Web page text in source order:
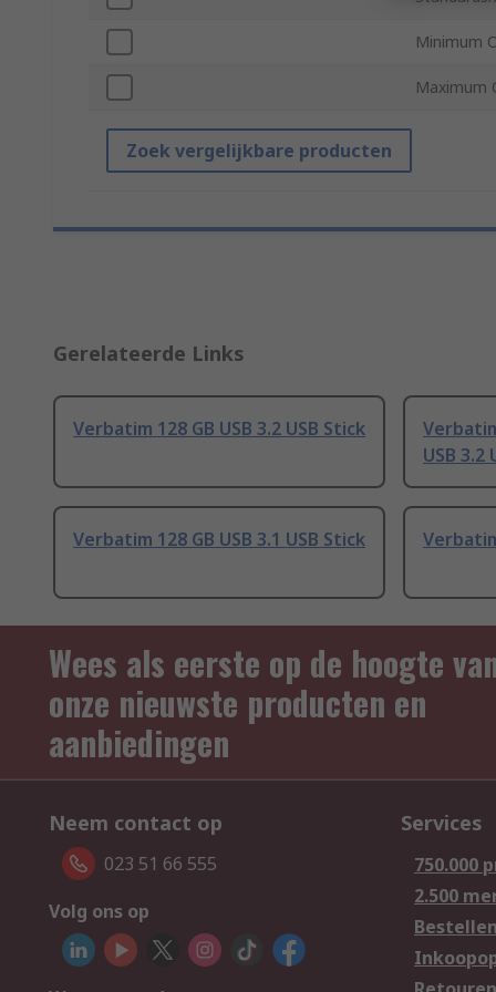
Minimum
Maximum
Zoek vergelijkbare producten
Gerelateerde Links
Verbatim 128 GB USB 3.2 USB Stick
USB 3.2
Verbatim 128 GB USB 3.1 USB Stick
Wees als eerste op de hoogte
onze nieuwste producten en
aanbiedingen
Neem contact op
023 51 66 555
Volg ons op
Services
750.000
2.500
Bestellen